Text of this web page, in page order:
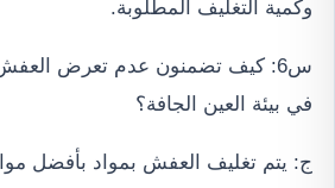
وكمية التغليف المطلوبة.
س6: كيف تضمنون عدم تعرض العفش
في بيئة العين الجافة؟
ج: يتم تغليف العفش بمواد بأفضل